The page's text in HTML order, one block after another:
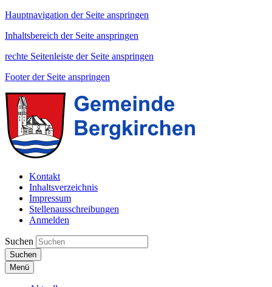
Hauptnavigation der Seite anspringen
Inhaltsbereich der Seite anspringen
rechte Seitenleiste der Seite anspringen
Footer der Seite anspringen
Kontakt
Inhaltsverzeichnis
Impressum
Stellenausschreibungen
Anmelden
Suchen
Suchen
Menü